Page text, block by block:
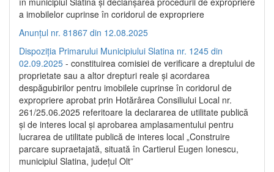
a imobilelor cuprinse în coridorul de expropriere
Anunțul nr. 81867 din 12.08.2025
Dispoziția Primarului Municipiului Slatina nr. 1245 din
02.09.2025 - constituirea comisiei de verificare a dreptului de
proprietate sau a altor drepturi reale și acordarea
despăgubirilor pentru imobilele cuprinse în coridorul de
expropriere aprobat prin Hotărârea Consiliului Local nr.
261/25.06.2025 referitoare la declararea de utilitate publică
și de interes local și aprobarea amplasamentului pentru
lucrarea de utilitate publică de interes local „Construire
parcare supraetajată, situată în Cartierul Eugen Ionescu,
municipiul Slatina, județul Olt”